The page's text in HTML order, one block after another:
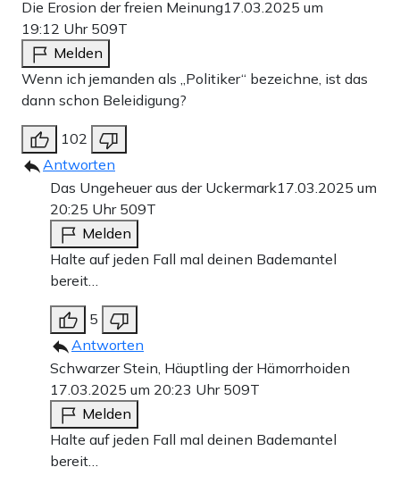
Die Erosion der freien Meinung17.03.2025 um
19:12 Uhr 509T
Melden
Wenn ich jemanden als „Politiker“ bezeichne, ist das
dann schon Beleidigung?
102
Antworten
Das Ungeheuer aus der Uckermark17.03.2025 um
20:25 Uhr 509T
Melden
Halte auf jeden Fall mal deinen Bademantel
bereit…
5
Antworten
Schwarzer Stein, Häuptling der Hämorrhoiden
17.03.2025 um 20:23 Uhr 509T
Melden
Halte auf jeden Fall mal deinen Bademantel
bereit…